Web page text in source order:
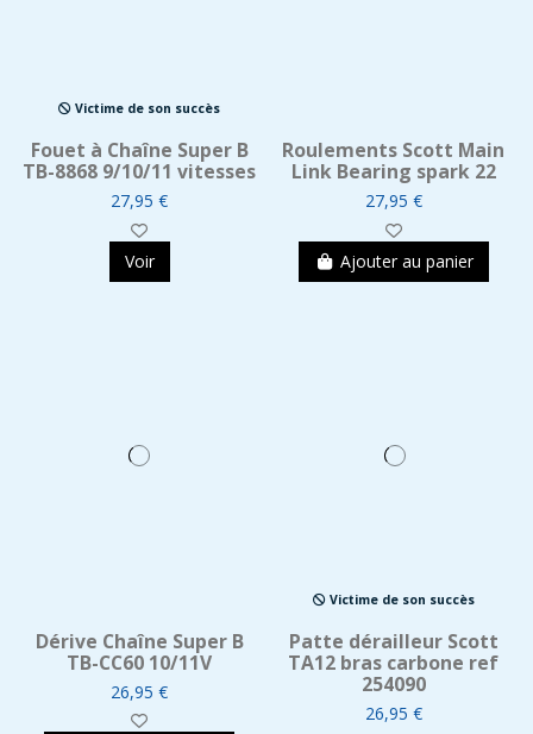
Victime de son succès
Fouet à Chaîne Super B
TB-8868 9/10/11 vitesses
27,95 €
Voir
Roulements Scott Main
Link Bearing spark 22
27,95 €
Ajouter au panier
Dérive Chaîne Super B
TB-CC60 10/11V
26,95 €
Victime de son succès
Patte dérailleur Scott
TA12 bras carbone ref
254090
26,95 €